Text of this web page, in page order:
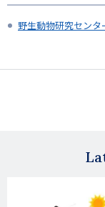
野生動物研究センタ